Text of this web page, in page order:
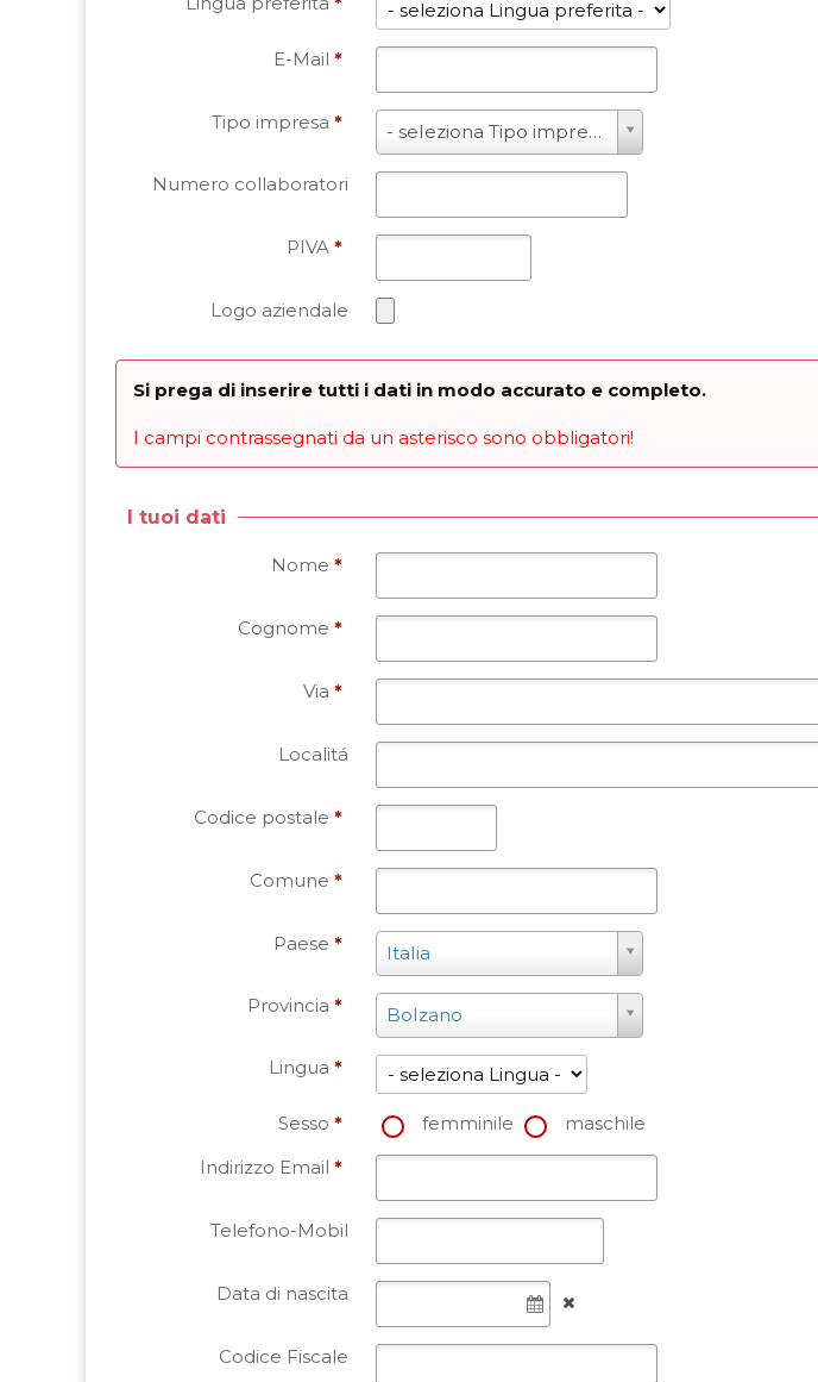
E-Mail *
Tipo impresa * - seleziona Tipo impresa -
impresa
*
Numero collaboratori
PIVA *
Logo aziendale
Si prega di inserire tutti i dati in modo accurato e completo.
I campi contrassegnati da un asterisco sono obbligatori!
I tuoi dati
Nome *
Cognome *
Via *
Localitá
Codice postale *
Comune *
Paese * Italia
Paese
*
Provincia * Bolzano
Provincia
*
Lingua *
Sesso * femminile
maschile
Indirizzo Email *
Telefono-Mobil
Data di nascita
Codice Fiscale